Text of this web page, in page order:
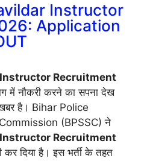
Instructor
Application
Recruitment
में नौकरी करने का सपना देख
है। Bihar Police
(BPSSC) ने
Recruitment
कर दिया है। इस भर्ती के तहत